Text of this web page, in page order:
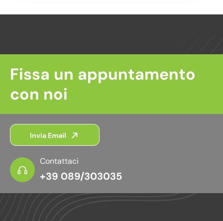
Fissa un appuntamento
con noi
Invia Email
Contattaci
+39 089/303035